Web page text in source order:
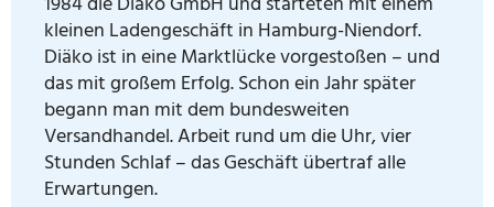
kleinen Ladengeschäft in Hamburg-Niendorf.
Diäko ist in eine Marktlücke vorgestoßen – und
das mit großem Erfolg. Schon ein Jahr später
begann man mit dem bundesweiten
Versandhandel. Arbeit rund um die Uhr, vier
Stunden Schlaf – das Geschäft übertraf alle
Erwartungen.